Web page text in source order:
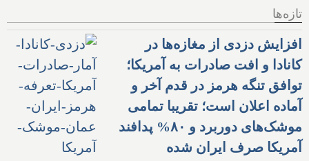
تازه‌ها
افزایش دزدی از مغازه‌ها در
کانادا و افت صادرات به آمریکا؛
توافق تنگه هرمز در قدم آخر و
آماده اعلان است؛ تقریبا تمامی
موشک‌های دوربرد و ۸۰% پدافند
آمریکا صرف ایران شده